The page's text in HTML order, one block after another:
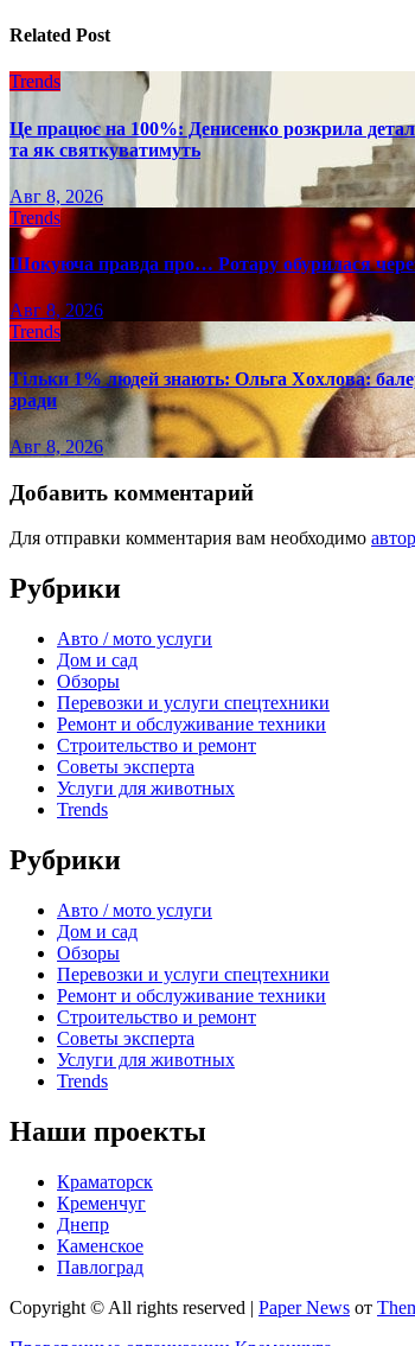
Related Post
Trends
Це працює на 100%: Денисенко розкрила
та як святкуватимуть
Авг 8, 2026
Trends
Шокуюча правда про… Ротару обурилася
Авг 8, 2026
Trends
Тільки 1% людей знають: Ольга Хохлова:
зради
Авг 8, 2026
Добавить комментарий
Для отправки комментария вам необходимо
Рубрики
Авто / мото услуги
Дом и сад
Обзоры
Перевозки и услуги спецтехники
Ремонт и обслуживание техники
Строительство и ремонт
Советы эксперта
Услуги для животных
Trends
Рубрики
Авто / мото услуги
Дом и сад
Обзоры
Перевозки и услуги спецтехники
Ремонт и обслуживание техники
Строительство и ремонт
Советы эксперта
Услуги для животных
Trends
Наши проекты
Краматорск
Кременчуг
Днепр
Каменское
Павлоград
Copyright © All rights reserved | Paper News от